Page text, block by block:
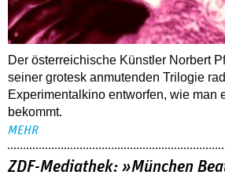
Der österreichische Künstler Norbert
seiner grotesk anmutenden Trilogie
Experimentalkino entworfen, wie man
bekommt.
MEHR
ZDF-Mediathek: »München